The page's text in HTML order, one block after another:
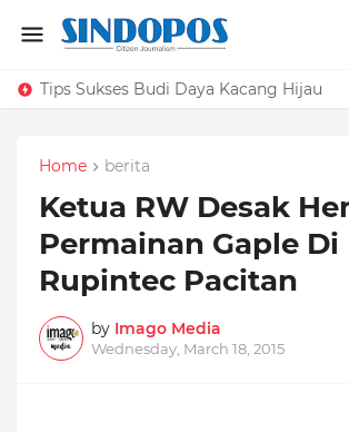
Tips Sukses Budi Daya Kacang Hijau
Home berita
Ketua RW Desak
Permainan Gaple Di
Rupintec Pacitan
by Imago Media
Wednesday, March 18, 2015